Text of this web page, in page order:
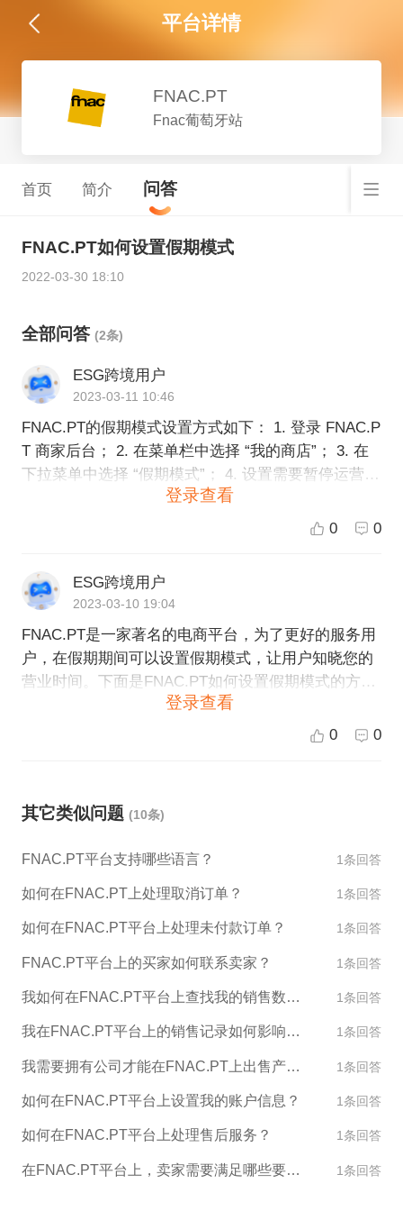
平台详情
FNAC.PT
Fnac葡萄牙站
首页 简介 问答
FNAC.PT如何设置假期模式
2022-03-30 18:10
全部问答 (2条)
ESG跨境用户
2023-03-11 10:46
FNAC.PT的假期模式设置方式如下： 1. 登录 FNAC.P
T 商家后台； 2. 在菜单栏中选择 “我的商店”； 3. 在
下拉菜单中选择 “假期模式”； 4. 设置需要暂停运营的
日期范围，以及在假期期间是否接受订单； 5. 点击保
登录查看
0 0
ESG跨境用户
2023-03-10 19:04
FNAC.PT是一家著名的电商平台，为了更好的服务用
户，在假期期间可以设置假期模式，让用户知晓您的
营业时间。下面是FNAC.PT如何设置假期模式的方
间。 5. 输入假期期间的留言提示，让顾客知道您的营
骤后，您的店铺就进入了假期模式，顾客在访问您的
店铺时，会看到您设定的假期留言提醒。注意，您无
模式。
登录查看
0 0
其它类似问题 (10条)
FNAC.PT平台支持哪些语言？ 1条回答
如何在FNAC.PT上处理取消订单？ 1条回答
如何在FNAC.PT平台上处理未付款订单？ 1条回答
FNAC.PT平台上的买家如何联系卖家？ 1条回答
我如何在FNAC.PT平台上查找我的销售数据和报告？ 1条回答
我在FNAC.PT平台上的销售记录如何影响我的账户评级？ 1条回答
我需要拥有公司才能在FNAC.PT上出售产品吗？ 1条回答
如何在FNAC.PT平台上设置我的账户信息？ 1条回答
如何在FNAC.PT平台上处理售后服务？ 1条回答
在FNAC.PT平台上，卖家需要满足哪些要求才能销售产品？ 1条回答